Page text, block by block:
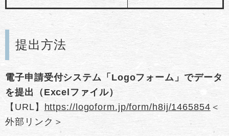
提出方法
電子申請受付システム「Logoフォーム」でデータ
を提出（Excelファイル）
【URL】​​ https://logoform.jp/form/h8ij/1465854 ＜
外部リンク＞